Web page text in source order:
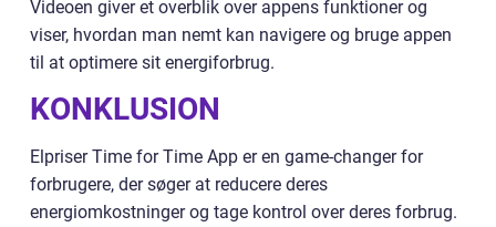
Videoen giver et overblik over appens funktioner og
viser, hvordan man nemt kan navigere og bruge appen
til at optimere sit energiforbrug.
KONKLUSION
Elpriser Time for Time App er en game-changer for
forbrugere, der søger at reducere deres
energiomkostninger og tage kontrol over deres forbrug.